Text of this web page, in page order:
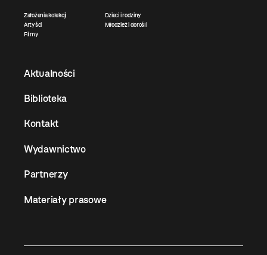
Założenia kolekcji
Artyści
Filmy
Dzieci i rodziny
Młodzież i dorośli
Aktualności
Biblioteka
Kontakt
Wydawnictwo
Partnerzy
Materiały prasowe